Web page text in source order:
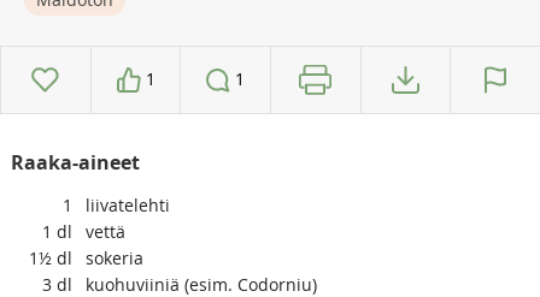
1 1
Raaka-aineet
1
liivatelehti
1 dl
vettä
1½ dl
sokeria
3 dl
kuohuviiniä (esim. Codorniu)